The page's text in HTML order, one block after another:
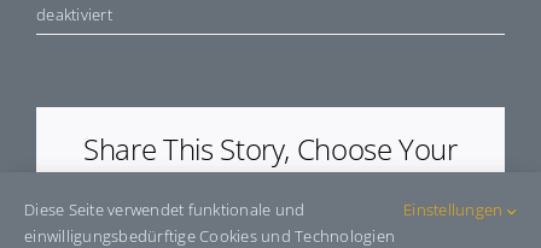
deaktiviertfür
E504240
Share This Story, Choose Your
Platform!
Facebook BlueskyReddit LinkedInWhatsAppTelegram
Diese Seite verwendet funktionale und
einwilligungsbedürftige Cookies und Technologien
Einstellungen